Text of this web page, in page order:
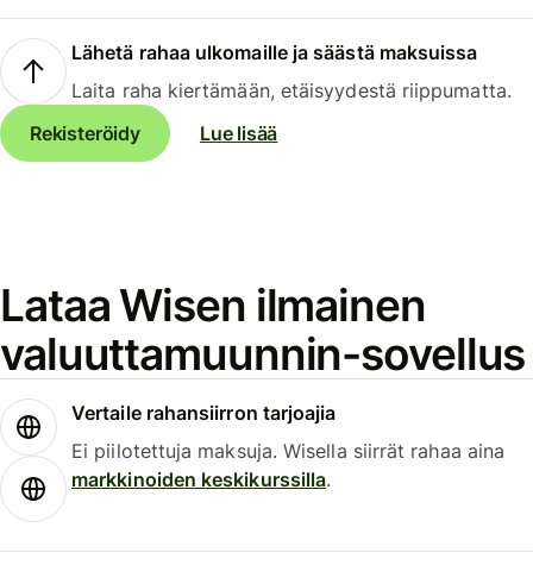
Lähetä rahaa ulkomaille ja säästä maksuissa
Laita raha kiertämään, etäisyydestä riippumatta.
Rekisteröidy
Lue lisää
Lataa Wisen ilmainen
valuuttamuunnin-sovellus
Vertaile rahansiirron tarjoajia
Ei piilotettuja maksuja. Wisella siirrät rahaa aina
markkinoiden keskikurssilla.